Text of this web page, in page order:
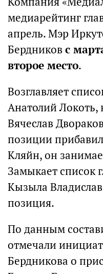
медиарейтинг
апрель. Мэр
Бердников с
второе место.
Возглавляет
Анатолий Локоть,
Вячеслав
позиции
Кляйн, он
Замыкает список
Кызыла
позиция.
По данным
отмечали
Бердникова о